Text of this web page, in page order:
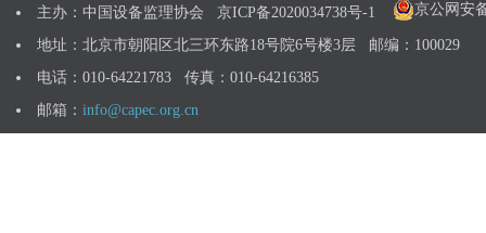
主办：中国设备监理协会 京ICP备2020034738号-1 京公网安
地址：北京市朝阳区北三环东路18号院6号楼3层 邮编：100029
电话：010-64221783 传真：010-64216385
邮箱： info@capec.org.cn